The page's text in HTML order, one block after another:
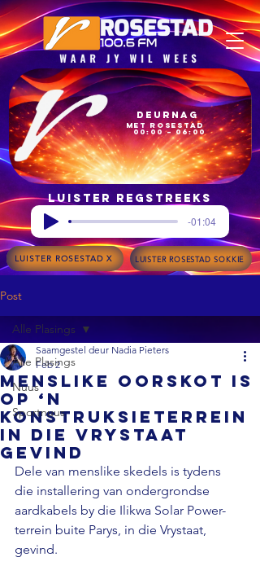
00:00 – 06:00
met Rosestad
Deurnag
Luister regstreeks
-01:04
LUISTER ROSESTAD X LUISTER ROSESTAD SOKKIE
Post
Alle Plasings
Nuus
Sportnuus
Alle Plasings
Menslike oorskot is
op ‘n
konstruksieterrein
in die Vrystaat
gevind
Saamgestel deur Nadia Pieters
Feb 2
Dele van menslike skedels is tydens
die installering van ondergrondse
aardkabels by die Ilikwa Solar Power-
terrein buite Parys, in die Vrystaat,
gevind.